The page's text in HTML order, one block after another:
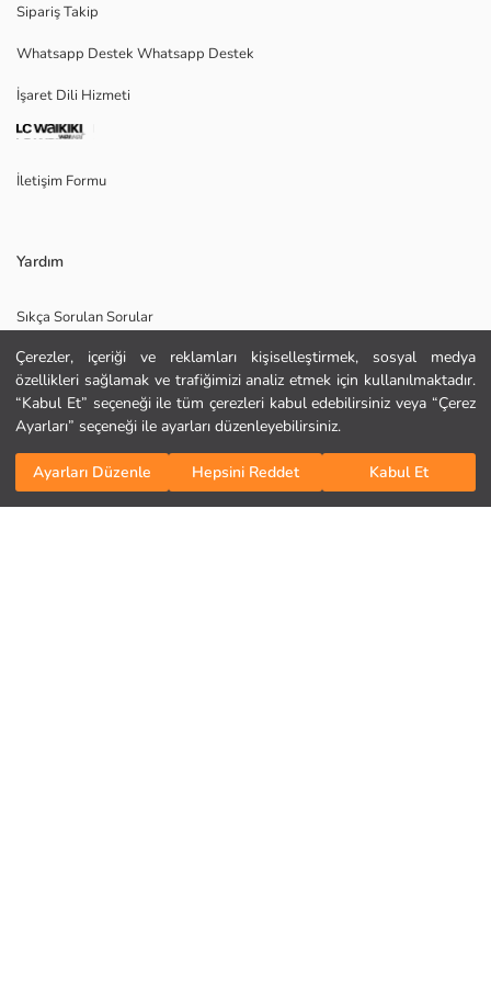
Çerezler, içeriği ve reklamları kişiselleştirmek, sosyal medya
özellikleri sağlamak ve trafiğimizi analiz etmek için kullanılmaktadır.
“Kabul Et” seçeneği ile tüm çerezleri kabul edebilirsiniz veya “Çerez
Ayarları” seçeneği ile ayarları düzenleyebilirsiniz.
Ayarları Düzenle Hepsini Reddet Kabul Et
Sepete Ekle
İç Kumaş:
Menşei:
Satıcı:
Cinsiyet:
KURU TEMİZLEME YAPILAMAZ
TAMBURLU KURUTMA YAPMAYINIZ
AĞARTICI KULLANMAYINIZ
MAKSİMUM 30 °C SICAKLIKTA YIKAYINIZ
Sipariş Takip
Whatsapp Destek Whatsapp Destek
İşaret Dili Hizmeti
İletişim Formu
Yardım
Sıkça Sorulan Sorular
İade
Site Haritası
Bizi Takip Edin